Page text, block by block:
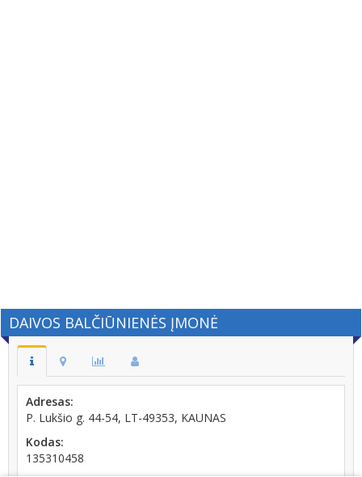
DAIVOS BALČIŪNIENĖS ĮMONĖ
Adresas:
P. Lukšio g. 44-54, LT-49353, KAUNAS
Kodas:
135310458